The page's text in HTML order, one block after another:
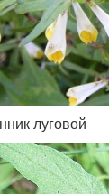
луговой